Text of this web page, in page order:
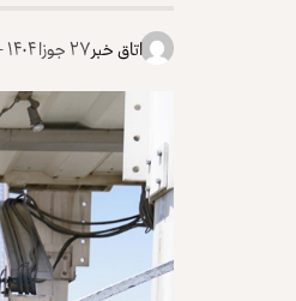
اتاق خبر۲۷ جوزا ۱۴۰۴ - ۱۷ جون ۲۰۲۵